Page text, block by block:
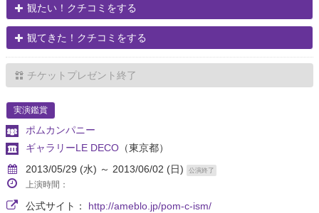
観たい！クチコミをする
観てきた！クチコミをする
チケットプレゼント終了
実演鑑賞
ポムカンパニー
ギャラリーLE DECO （東京都）
2013/05/29 (水) ～ 2013/06/02 (日)
公演終了
上演時間：
公式サイト： http://ameblo.jp/pom-c-ism/